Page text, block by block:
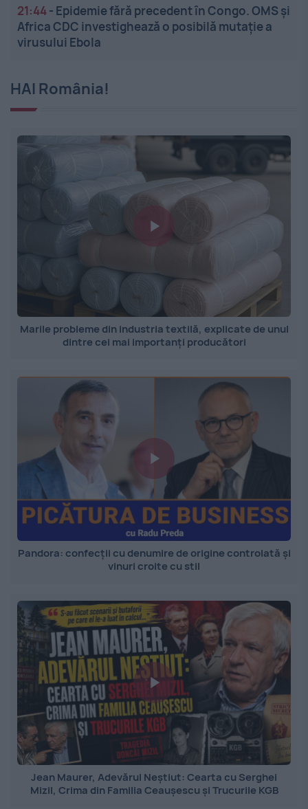
21:44- Epidemie fără precedent în Congo. OMS și
Africa CDC investighează o posibilă mutație a
virusului Ebola
HAI România!
Marile probleme din industria textilă, explicate de unul
dintre cei mai importanți producători
Pandora: confecții cu denumire de origine controlată și
vinuri croite cu stil
Jean Maurer, Adevărul Neștiut: Cearta cu Serghei
Mizil, Crima din Familia Ceaușescu și Trucurile KGB